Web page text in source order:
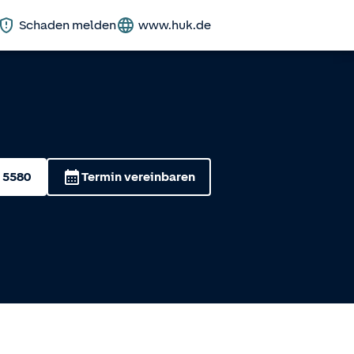
Schaden melden www.huk.de
5580 Termin vereinbaren